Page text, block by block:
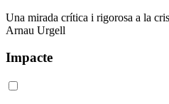
Una mirada crítica i rigorosa a la
Arnau Urgell
Impacte